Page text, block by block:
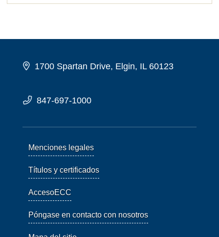
1700 Spartan Drive, Elgin, IL 60123
847-697-1000
Menciones legales
Títulos y certificados
AccesoECC
Póngase en contacto con nosotros